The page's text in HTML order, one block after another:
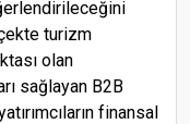
turizm
olan
sağlayan B2B
finansal